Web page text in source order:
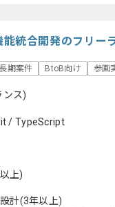
能統合開発のフリー
長期案件 BtoB向け 参画
ンス)
/ TypeScript
上)
計(3年以上)